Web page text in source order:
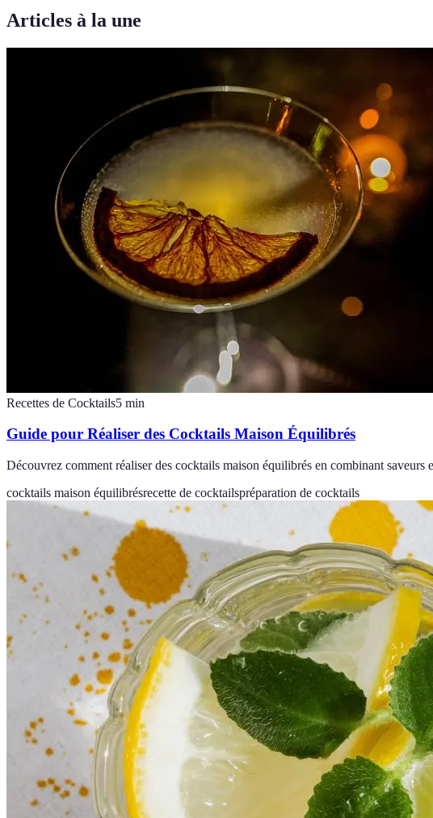
Articles à la une
Recettes de Cocktails5 min
Guide pour Réaliser des Cocktails Maison Équilibrés
Découvrez comment réaliser des cocktails maison équilibrés en combinant saveurs
cocktails maison équilibrésrecette de cocktailspréparation de cocktails